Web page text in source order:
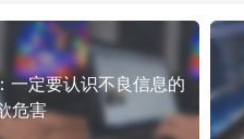
一定要认识不良信息的
危害